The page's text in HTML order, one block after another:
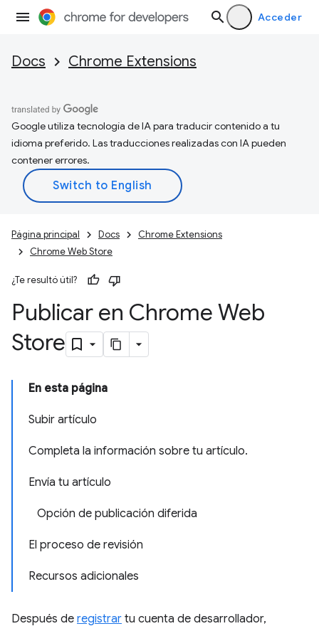
Acceder
Docs Chrome Extensions
Google utiliza tecnología de IA para traducir contenido a tu
idioma preferido. Las traducciones realizadas con IA pueden
contener errores.
Página principal Docs
Chrome Extensions
Chrome Web Store
¿Te resultó útil?
Publicar en Chrome Web
Store
En esta página
Subir artículo
Completa la información sobre tu artículo.
Envía tu artículo
Opción de publicación diferida
El proceso de revisión
Recursos adicionales
Después de registrar tu cuenta de desarrollador,